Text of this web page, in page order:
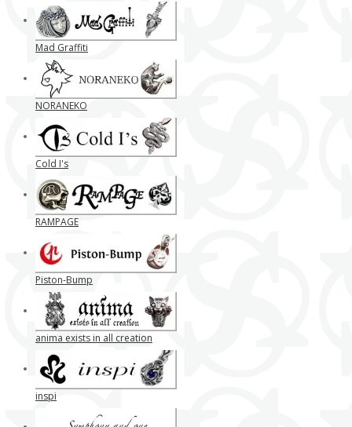
Mad Graffiti
NORANEKO
Cold I's
RAMPAGE
Piston-Bump
anima exists in all creation
inspi